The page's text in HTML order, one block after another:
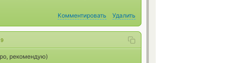
Комментировать
Удалить
рекомендую)